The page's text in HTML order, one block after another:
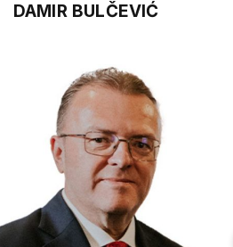
DAMIR BULČEVIĆ